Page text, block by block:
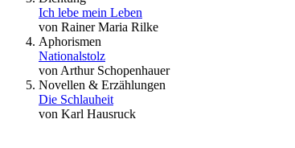
Ich lebe mein Leben
von Rainer Maria Rilke
Aphorismen
Nationalstolz
von Arthur Schopenhauer
Novellen & Erzählungen
Die Schlauheit
von Karl Hausruck